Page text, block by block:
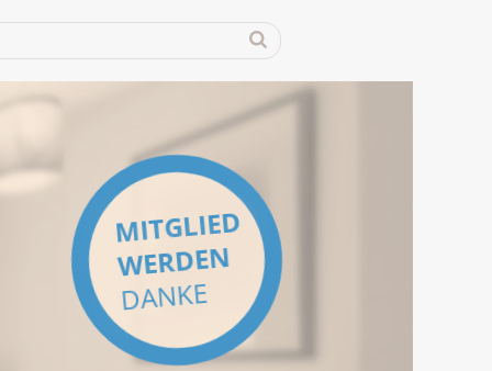
MITGLIED
WERDEN
DANKE